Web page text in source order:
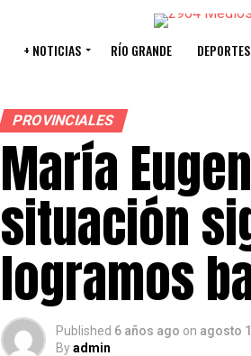
+ NOTICIAS RÍO GRANDE DEPORTES
PROVINCIALES
María
situación
logramos
Published 6 años ago on agosto
Byadmin